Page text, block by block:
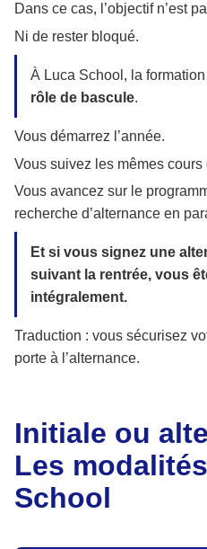
Dans ce cas, l’objectif n’est
Ni de rester bloqué.
À Luca School, la
rôle de bascule.
Vous démarrez l’année.
Vous suivez les mêmes
Vous avancez sur le
recherche d’alternance en
Et si vous signez une
suivant la rentrée, vous
intégralement.
Traduction : vous sécurisez
porte à l’alternance.
Initiale ou
Les
School